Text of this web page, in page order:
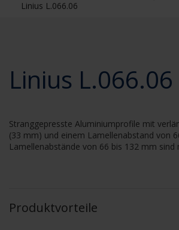
Linius L.066.06
Linius L.066.06
Stranggepresste Aluminiumprofile mit
(33 mm) und einem Lamellenabstand von
Lamellenabstände von 66 bis 132 mm sind
Produktvorteile